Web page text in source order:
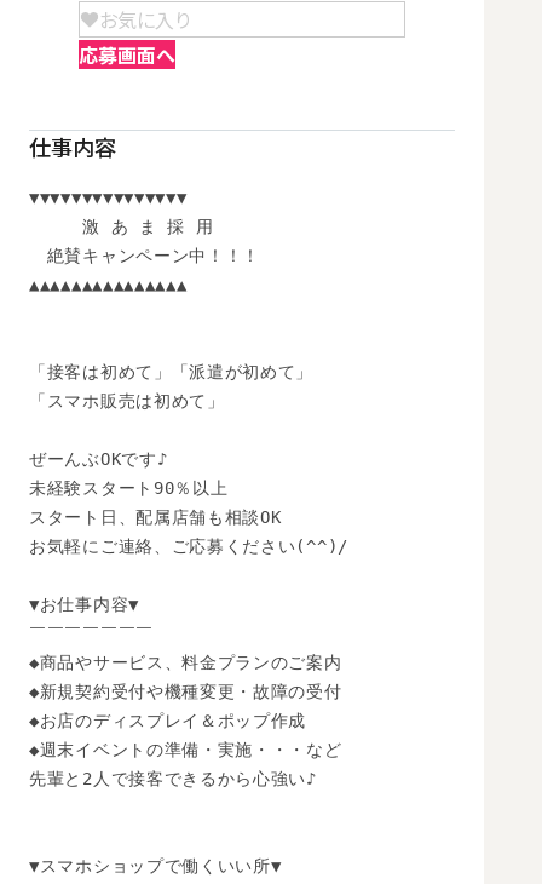
お気に入り
応募画面へ
仕事内容
▼▼▼▼▼▼▼▼▼▼▼▼▼▼▼
激 あ ま 採 用
絶賛キャンペーン中！！！
▲▲▲▲▲▲▲▲▲▲▲▲▲▲▲
「接客は初めて」「派遣が初めて」
「スマホ販売は初めて」
ぜーんぶOKです♪
未経験スタート90％以上
スタート日、配属店舗も相談OK
お気軽にご連絡、ご応募ください(^^)/
▼お仕事内容▼
￣￣￣￣￣￣￣
◆商品やサービス、料金プランのご案内
◆新規契約受付や機種変更・故障の受付
◆お店のディスプレイ＆ポップ作成
◆週末イベントの準備・実施・・・など
先輩と2人で接客できるから心強い♪
▼スマホショップで働くいい所▼